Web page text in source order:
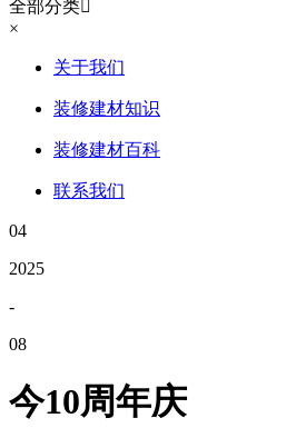
全部分类
×
关于我们
装修建材知识
装修建材百科
联系我们
04
2025
-
08
今10周年庆